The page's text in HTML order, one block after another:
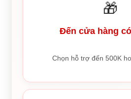
🎁
Đến cửa hàng
Chọn hỗ trợ đến 500K